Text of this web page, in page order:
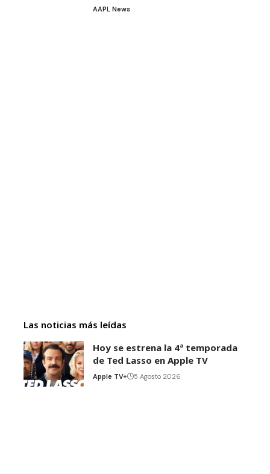
AAPL News
Las noticias más leídas
Hoy se estrena la 4ª temporada
de Ted Lasso en Apple TV
Apple TV+ 5 Agosto 2026